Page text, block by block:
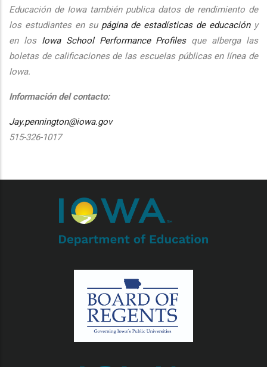
Educación de Iowa también publica datos de rendimiento de
los estudiantes en su página de estadísticas de educacióny
en los Iowa School Performance Profilesque alberga las
boletas de calificaciones de las escuelas públicas en línea de
Iowa.
Información del contacto:
Jay.pennington@iowa.gov
515-326-1017